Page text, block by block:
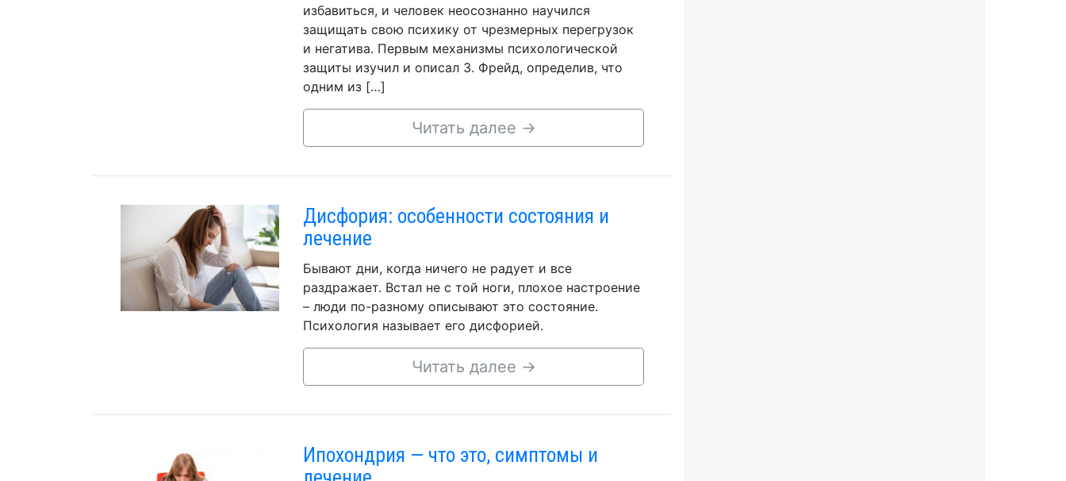
избавиться, и человек неосознанно научился
защищать свою психику от чрезмерных перегрузок
и негатива. Первым механизмы психологической
защиты изучил и описал З. Фрейд, определив, что
одним из […]
Читать далее →
Дисфория: особенности состояния и
лечение
Бывают дни, когда ничего не радует и все
раздражает. Встал не с той ноги, плохое настроение
– люди по-разному описывают это состояние.
Психология называет его дисфорией.
Читать далее →
Ипохондрия — что это, симптомы и